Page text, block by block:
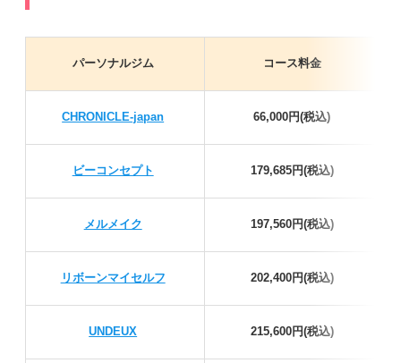
パーソナルジム コース料金
CHRONICLE-japan 66,000円(税込)
ビーコンセプト 179,685円(税込)
メルメイク 197,560円(税込)
リボーンマイセルフ 202,400円(税込)
UNDEUX 215,600円(税込)